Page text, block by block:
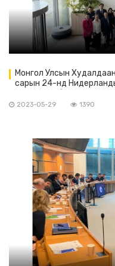
Монгол Улсын
сарын 24-нд
2023-05-29 1390